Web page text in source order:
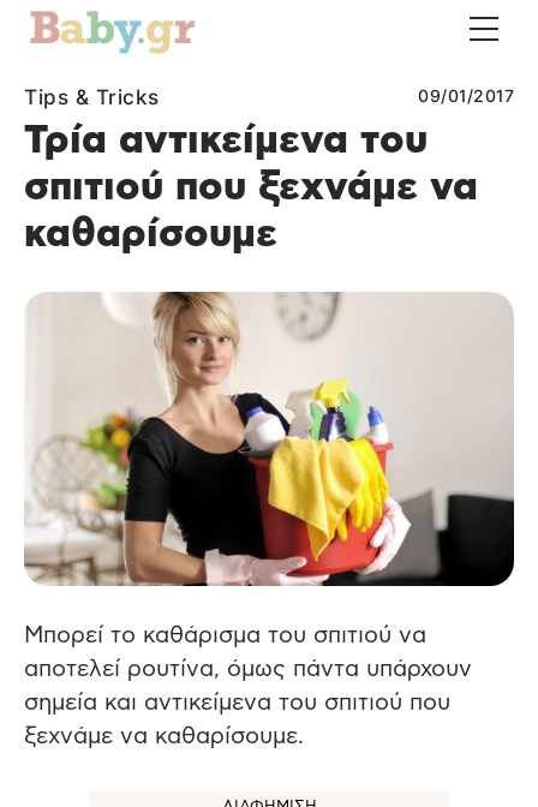
Tips & Tricks 09/01/2017
Τρία αντικείμενα του
σπιτιού που ξεχνάμε να
καθαρίσουμε
Μπορεί το καθάρισμα του σπιτιού να
αποτελεί ρουτίνα, όμως πάντα υπάρχουν
σημεία και αντικείμενα του σπιτιού που
ξεχνάμε να καθαρίσουμε.